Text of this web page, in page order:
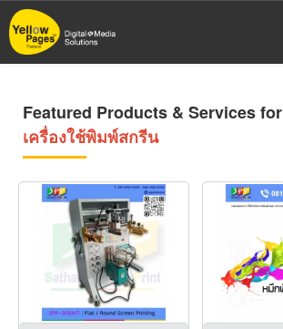
Skip
to
main
Featured Products & Services for
เครื่องใช้พิมพ์สกรีน